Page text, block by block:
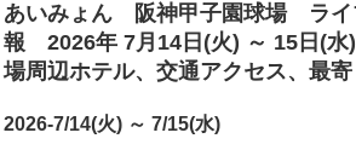
あいみょん 阪神甲子園球場 ライ
報 2026年 7月14日(火) ～ 15日(水
場周辺ホテル、交通アクセス、最
2026-7/14(火) ～ 7/15(水)